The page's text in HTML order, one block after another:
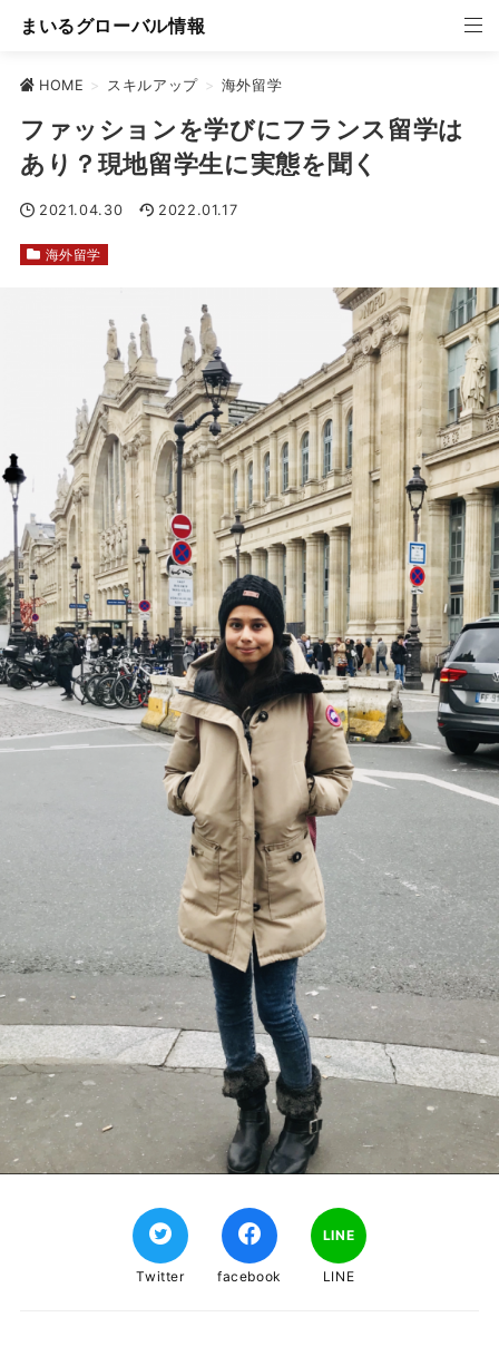
まいるグローバル情報
HOME > スキルアップ > 海外留学
ファッションを学びにフランス留学は
あり？現地留学生に実態を聞く
2021.04.30 2022.01.17
海外留学
Twitter facebook
LINE
LINE